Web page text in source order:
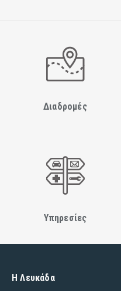
Διαδρομές
Υπηρεσίες
Η Λευκάδα